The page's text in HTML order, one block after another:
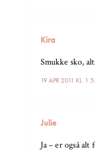
Kira
19 APR 2011 KL.
Smukke sko,
Julie
Ja – er også